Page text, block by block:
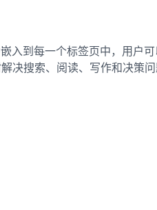
入到每一个标签页中，用户
决搜索、阅读、写作和决策问